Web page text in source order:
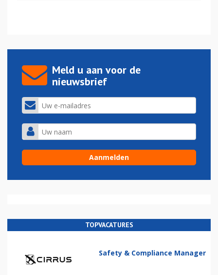
Meld u aan voor de
nieuwsbrief
TOPVACATURES
Safety & Compliance Manager